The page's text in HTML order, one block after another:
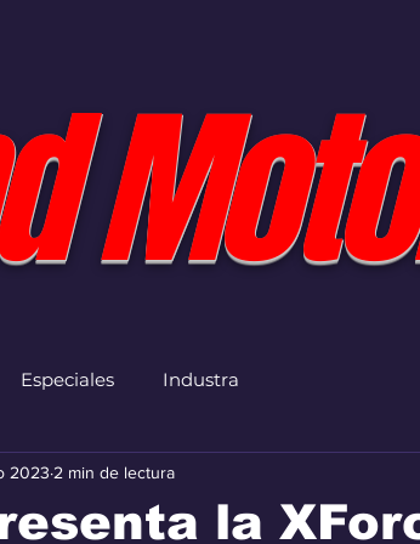
Especiales Industra
la
2023 2 min de lectura